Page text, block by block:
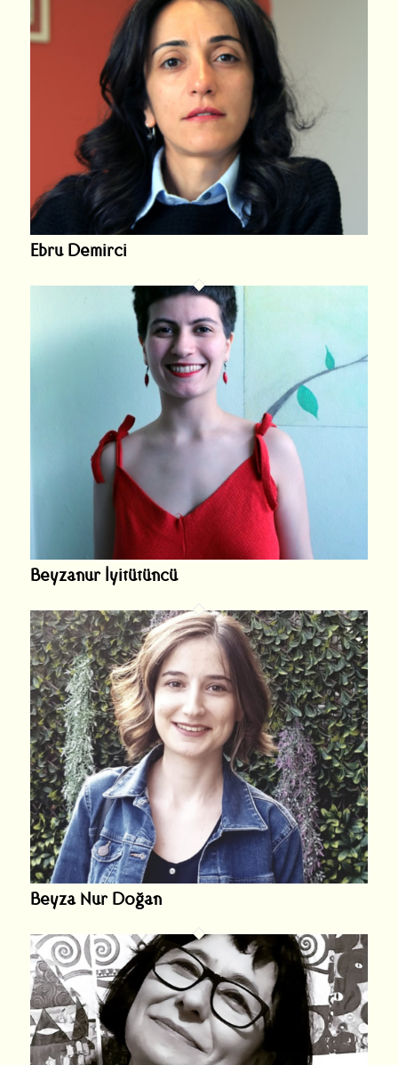
Ebru Demirci
Beyzanur İyitütüncü
Beyza Nur Doğan